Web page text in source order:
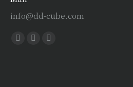
info@dd-cube.com
Find us on:
Facebook
X
Instagram